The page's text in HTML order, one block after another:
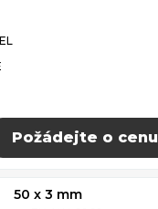
Požádejte o cenu
50 x 3 mm